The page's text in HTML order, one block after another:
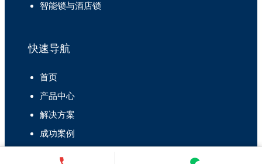
智能锁与酒店锁
快速导航
首页
产品中心
解决方案
成功案例